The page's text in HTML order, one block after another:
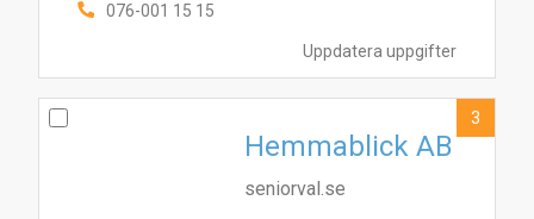
Uppdatera uppgifter
076-001 15 15
Hemmablick AB
seniorval.se
3